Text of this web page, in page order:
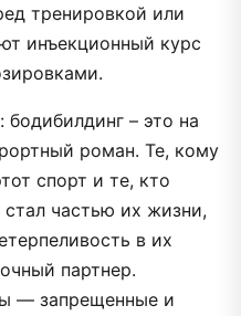
тренировкой или
инъекционный курс
– это на
роман. Те, кому
спорт и те, кто
частью их жизни,
в их
партнер.
— запрещенные и